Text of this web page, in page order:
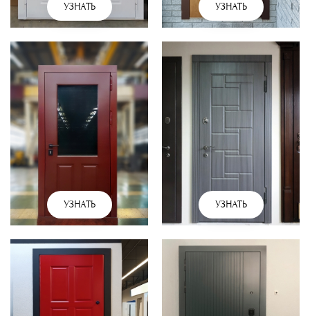
УЗНАТЬ
УЗНАТЬ
УЗНАТЬ
УЗНАТЬ